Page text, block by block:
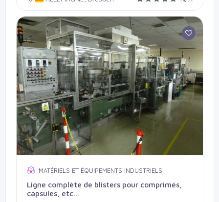
for containers 16 to 58 mm diameter, 35 to 185 mm
rotary infeed table and magazine outfeed. Currently
used for vials with 2.5 ml., 5 ml. and 10 ml. fill with
bung/dropper and screw cap.
MATÉRIELS ET ÉQUIPEMENTS INDUSTRIELS
Ligne complète de blisters pour comprimés,
capsules, etc...